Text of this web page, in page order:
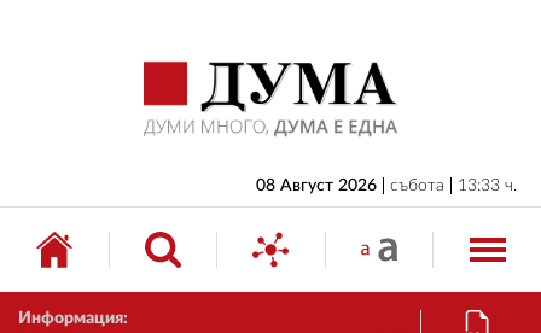
08 Август 2026 събота 13:33 ч.
Информация:
БЪЛГАРИЯ
ИКОНОМИКА
ИЗБОРИ
СВЯТ